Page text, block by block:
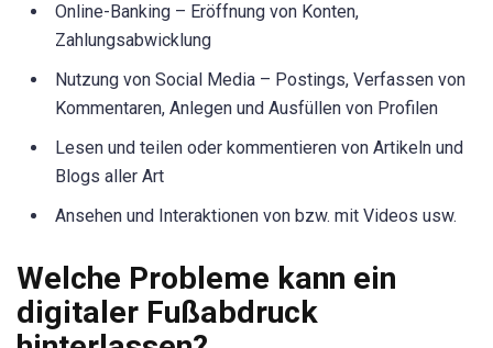
Online-Banking – Eröffnung von Konten,
Zahlungsabwicklung
Nutzung von Social Media – Postings, Verfassen von
Kommentaren, Anlegen und Ausfüllen von Profilen
Lesen und teilen oder kommentieren von Artikeln und
Blogs aller Art
Ansehen und Interaktionen von bzw. mit Videos usw.
Welche Probleme kann ein
digitaler Fußabdruck